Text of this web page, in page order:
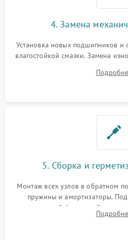
4. Замена
Установка новых подшипников и
влагостойкой смазки. Замена
или поврежденной
5. Сборка и
Монтаж всех узлов в обратном
пружины и амортизаторы.
надежной фиксацией
герметиком для предотвращения